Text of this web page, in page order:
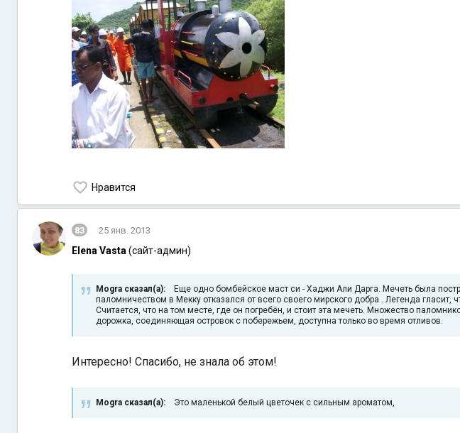
Нравится
83 25 янв. 2013
Elena Vasta (сайт-админ)
Mogra сказал(а): Еще одно бомбейское маст си - Хаджи Али Дарга. Мечеть была
паломничеством в Мекку отказался от всего своего мирского добра . Легенда гласит,
Считается, что на том месте, где он погребён, и стоит эта мечеть. Множество
дорожка, соединяющая островок с побережьем, доступна только во время отливов.
Интересно! Спасибо, не знала об этом!
Mogra сказал(а): Это маленькой белый цветочек с сильным ароматом,